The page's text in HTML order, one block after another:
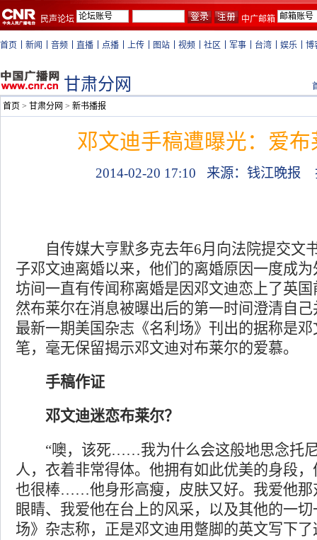
民声论坛 中广邮箱
首页 新闻 音频 直播 点播 上传 图站 视频 社区 军事 台湾 娱乐 博
甘肃分网
首页 > 甘肃分网 > 新书播报
邓文迪手稿遭曝光：爱
2014-02-20 17:10 来源：钱江晚报
自传媒大亨默多克去年6月向法院提交文
子邓文迪离婚以来，他们的离婚原因一度成
坊间一直有传闻称离婚是因邓文迪恋上了英
然布莱尔在消息被曝出后的第一时间澄清自己
最新一期美国杂志《名利场》刊出的据称是
笔，毫无保留揭示邓文迪对布莱尔的爱慕。
手稿作证
邓文迪迷恋布莱尔？
“噢，该死……我为什么会这般地思念托尼
人，衣着非常得体。他拥有如此优美的身段
也很棒……他身形高瘦，皮肤又好。我爱他那
眼睛、我爱他在台上的风采，以及其他的一
场》杂志称，正是邓文迪用蹩脚的英文写下